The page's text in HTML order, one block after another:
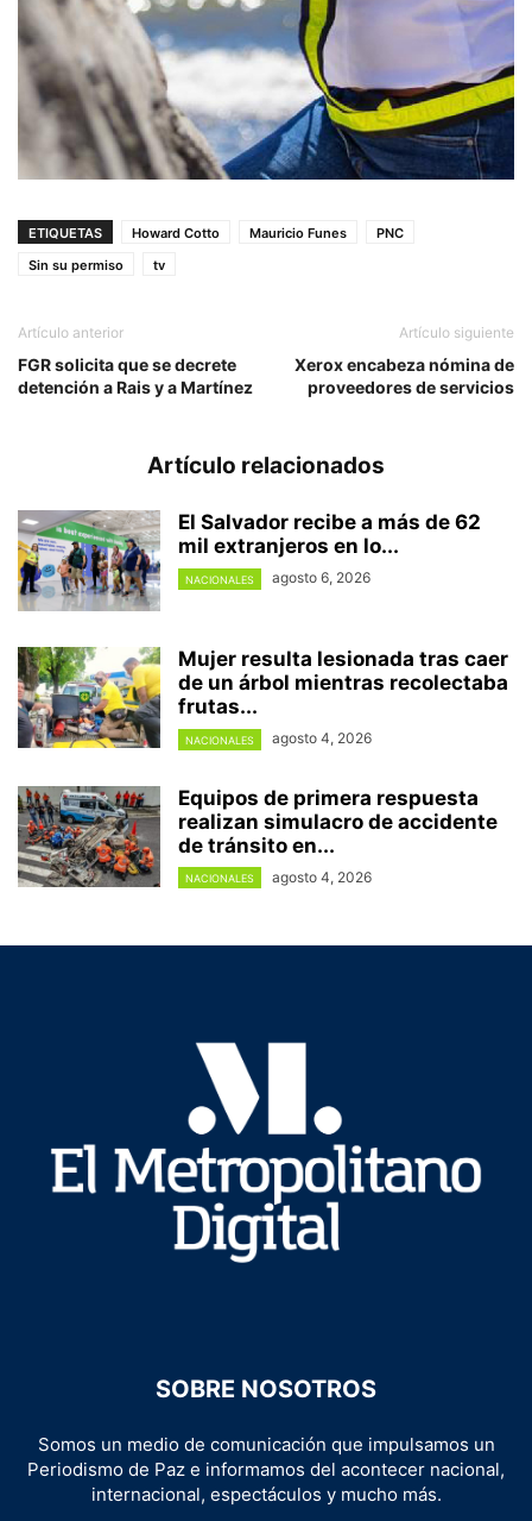
ETIQUETAS Howard Cotto Mauricio Funes
PNC
Sin su permiso
tv
Artículo anterior
FGR solicita que se decrete
detención a Rais y a Martínez
Artículo siguiente
Xerox encabeza nómina de
proveedores de servicios
Artículo relacionados
El Salvador recibe a más de 62
mil extranjeros en lo...
NACIONALES agosto 6, 2026
Mujer resulta lesionada tras caer
de un árbol mientras recolectaba
frutas...
NACIONALES agosto 4, 2026
Equipos de primera respuesta
realizan simulacro de accidente
de tránsito en...
NACIONALES agosto 4, 2026
SOBRE NOSOTROS
Somos un medio de comunicación que impulsamos un
Periodismo de Paz e informamos del acontecer nacional,
internacional, espectáculos y mucho más.